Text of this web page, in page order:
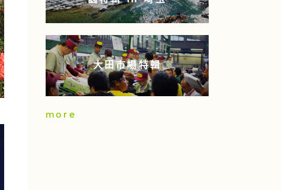
大田市場特輯
more